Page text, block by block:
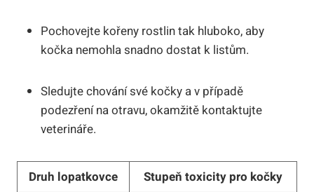
Pochovejte kořeny rostlin tak hluboko, aby
kočka nemohla snadno dostat k listům.
Sledujte chování své kočky a v případě
podezření na otravu, okamžitě kontaktujte
veterináře.
Druh lopatkovce
Stupeň toxicity pro kočky